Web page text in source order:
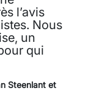
l’avis
Nous
un
qui
Steenlant et